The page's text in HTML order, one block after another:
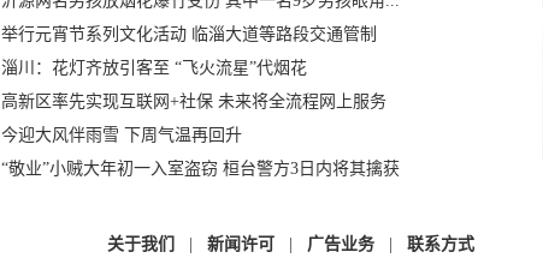
举行元宵节系列文化活动 临淄大道等路段交通管制
淄川：花灯齐放引客至 “飞火流星”代烟花
高新区率先实现互联网+社保 未来将全流程网上服务
今迎大风伴雨雪 下周气温再回升
“敬业”小贼大年初一入室盗窃 桓台警方3日内将其擒获
关于我们 新闻许可 广告业务 联系方式